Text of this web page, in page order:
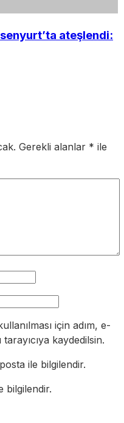
ateşlendi:
Gerekli alanlar * ile
için adım, e-
kaydedilsin.
ile bilgilendir.
bilgilendir.